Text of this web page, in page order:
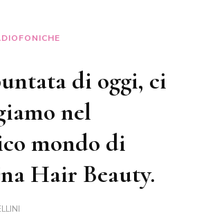
di oggi, ci
nel
mondo di
Hair Beauty.